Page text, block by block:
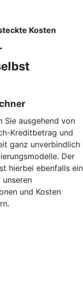
Kosten
Sie ausgehend von
Kreditbetrag und
ganz unverbindlich
Der
hierbei ebenfalls ein
und Kosten